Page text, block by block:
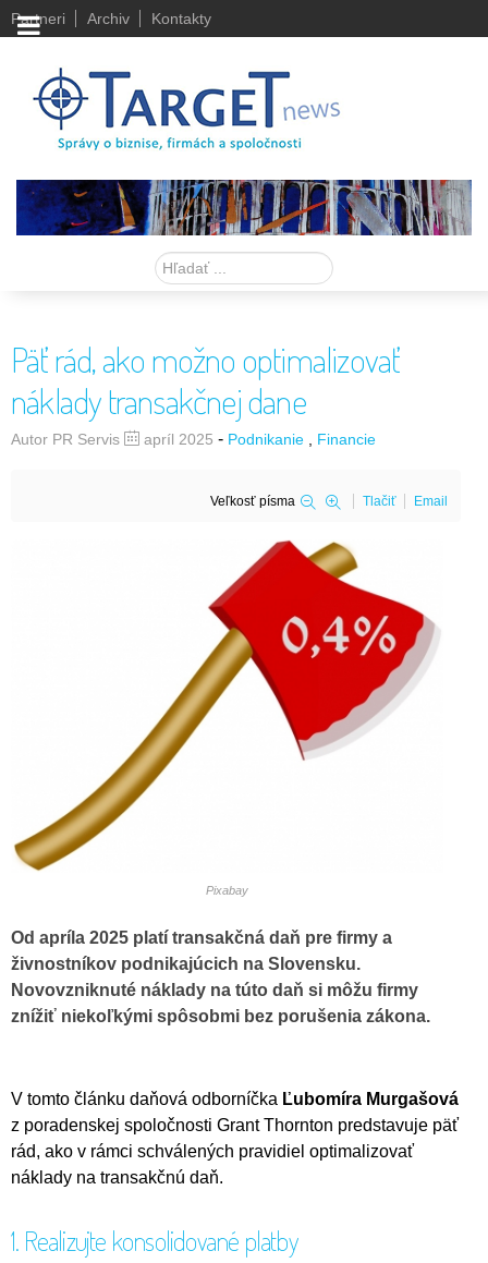
Partneri Archiv Kontakty
Hľadať
Päť rád, ako možno optimalizovať
náklady transakčnej dane
Autor PR Servis apríl 2025 - Podnikanie Financie
Veľkosť písma Tlačiť Email
Pixabay
Od apríla 2025 platí transakčná daň pre firmy a
živnostníkov podnikajúcich na Slovensku.
Novovzniknuté náklady na túto daň si môžu firmy
znížiť niekoľkými spôsobmi bez porušenia zákona.
V tomto článku daňová odborníčka Ľubomíra Murgašová
z poradenskej spoločnosti Grant Thornton predstavuje päť
rád, ako v rámci schválených pravidiel optimalizovať
náklady na transakčnú daň.
1. Realizujte konsolidované platby